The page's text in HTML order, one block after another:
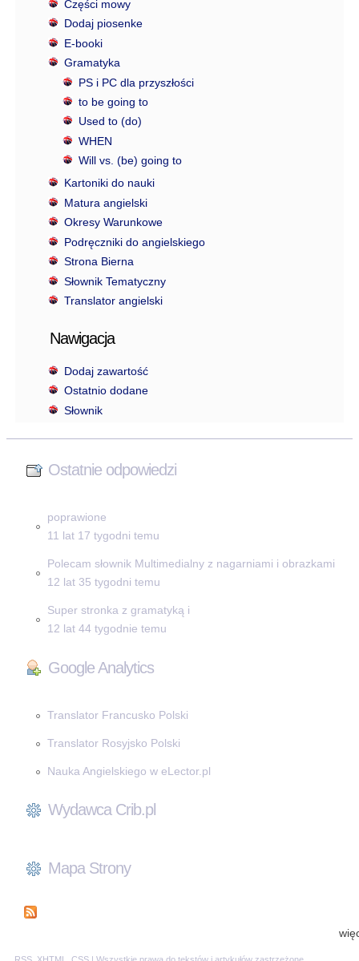
Części mowy
Dodaj piosenke
E-booki
Gramatyka
PS i PC dla przyszłości
to be going to
Used to (do)
WHEN
Will vs. (be) going to
Kartoniki do nauki
Matura angielski
Okresy Warunkowe
Podręczniki do angielskiego
Strona Bierna
Słownik Tematyczny
Translator angielski
Nawigacja
Dodaj zawartość
Ostatnio dodane
Słownik
Ostatnie odpowiedzi
poprawione
11 lat 17 tygodni temu
Polecam słownik Multimedialny z nagarniami i obrazkami
12 lat 35 tygodni temu
Super stronka z gramatyką i
12 lat 44 tygodnie temu
Google Analytics
Translator Francusko Polski
Translator Rosyjsko Polski
Nauka Angielskiego w eLector.pl
Wydawca Crib.pl
Mapa Strony